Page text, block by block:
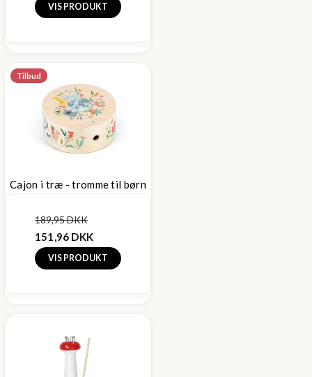
VIS PRODUKT
Tilbud
Cajon i træ - tromme til børn
189,95 DKK
151,96 DKK
VIS PRODUKT